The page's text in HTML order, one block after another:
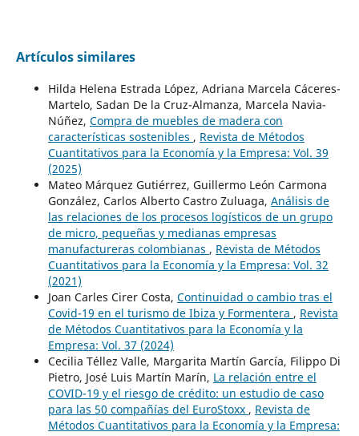
Artículos similares
Hilda Helena Estrada López, Adriana Marcela Cáceres-
Martelo, Sadan De la Cruz-Almanza, Marcela Navia-
Núñez, Compra de muebles de madera con
características sostenibles , Revista de Métodos
Cuantitativos para la Economía y la Empresa: Vol. 39
(2025)
Mateo Márquez Gutiérrez, Guillermo León Carmona
González, Carlos Alberto Castro Zuluaga, Análisis de
las relaciones de los procesos logísticos de un grupo
de micro, pequeñas y medianas empresas
manufactureras colombianas , Revista de Métodos
Cuantitativos para la Economía y la Empresa: Vol. 32
(2021)
Joan Carles Cirer Costa, Continuidad o cambio tras el
Covid-19 en el turismo de Ibiza y Formentera , Revista
de Métodos Cuantitativos para la Economía y la
Empresa: Vol. 37 (2024)
Cecilia Téllez Valle, Margarita Martín García, Filippo Di
Pietro, José Luis Martín Marín, La relación entre el
COVID-19 y el riesgo de crédito: un estudio de caso
para las 50 compañías del EuroStoxx , Revista de
Métodos Cuantitativos para la Economía y la Empresa: